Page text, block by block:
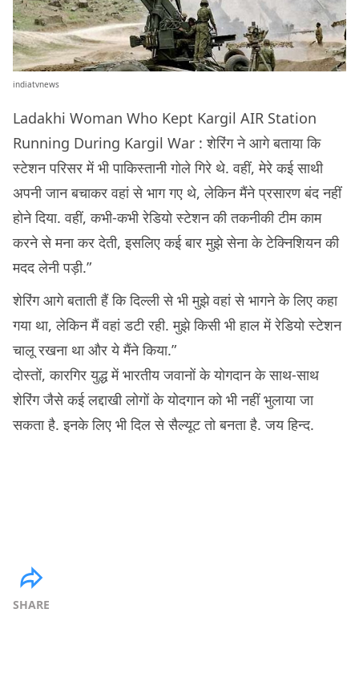
indiatvnews
Ladakhi Woman Who Kept Kargil AIR Station
Running During Kargil War : शेरिंग ने आगे बताया कि
स्टेशन परिसर में भी पाकिस्तानी गोले गिरे थे. वहीं, मेरे कई साथी
अपनी जान बचाकर वहां से भाग गए थे, लेकिन मैंने प्रसारण बंद नहीं
होने दिया. वहीं, कभी-कभी रेडियो स्टेशन की तकनीकी टीम काम
करने से मना कर देती, इसलिए कई बार मुझे सेना के टेक्निशियन की
मदद लेनी पड़ी.”
शेरिंग आगे बताती हैं कि दिल्ली से भी मुझे वहां से भागने के लिए कहा
गया था, लेकिन मैं वहां डटी रही. मुझे किसी भी हाल में रेडियो स्टेशन
चालू रखना था और ये मैंने किया.”
दोस्तों, कारगिर युद्ध में भारतीय जवानों के योगदान के साथ-साथ
शेरिंग जैसे कई लद्दाखी लोगों के योदगान को भी नहीं भुलाया जा
सकता है. इनके लिए भी दिल से सैल्यूट तो बनता है. जय हिन्द.
SHARE